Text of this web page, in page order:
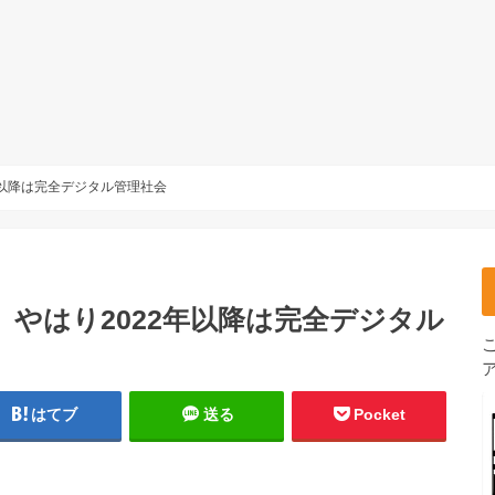
は完全デジタル管理社会
はり2022年以降は完全デジタル
はてブ 送る Pocket